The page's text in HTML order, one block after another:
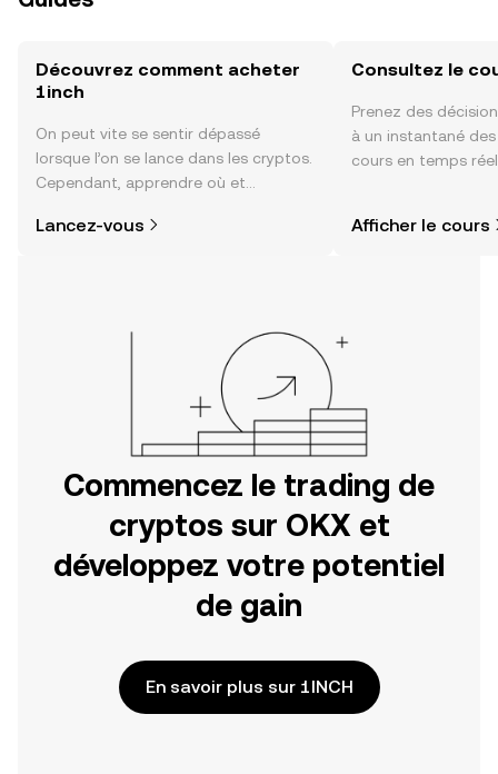
Découvrez comment acheter
1inch
On peut vite se sentir dépassé
lorsque l’on se lance dans les cryptos.
Cependant, apprendre où et
plus simple que vous ne l’imaginez.
Lancez-vous
Consultez le
Prenez des
à un instantané
cours en temps
Afficher le cours
Commencez le trading de
cryptos sur OKX et
développez votre potentiel
de gain
En savoir plus sur 1INCH